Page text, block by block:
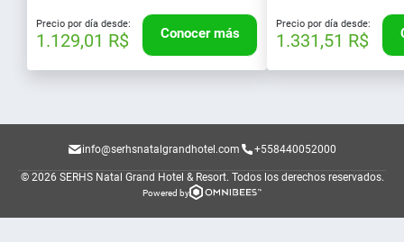
Precio por día desde:
1.129,01 R$ Conocer más
Precio por día desde:
1.331,51 R$
info@serhsnatalgrandhotel.com +558440052000
© 2026 SERHS Natal Grand Hotel & Resort. Todos los derechos reservados.
Powered by